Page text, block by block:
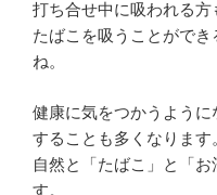
打ち合せ中に吸われる方
たばこを吸うことがで
ね。
健康に気をつかうよう
することも多くなります
自然と「たばこ」と「
す。